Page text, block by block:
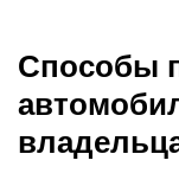
Способы